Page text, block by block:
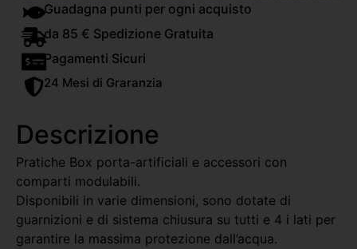
Guadagna punti per ogni acquisto
da 85 € Spedizione Gratuita
Pagamenti Sicuri
24 Mesi di Graranzia
Descrizione
Pratiche Box porta-artificiali e accessori con
comparti modulabili.
Disponibili in varie dimensioni, sono dotate di
guarnizioni e di sistema chiusura su tutti e 4 i lati per
garantire la massima protezione dall’acqua.